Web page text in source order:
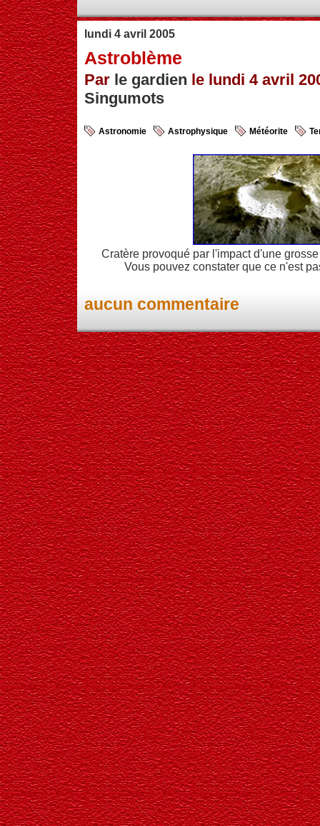
lundi 4 avril 2005
Astroblème
Par le gardien le lundi 4 avril
Singumots
Astronomie Astrophysique Météorite
Cratère provoqué par l'impact d'une
Vous pouvez constater que ce n'est
aucun commentaire